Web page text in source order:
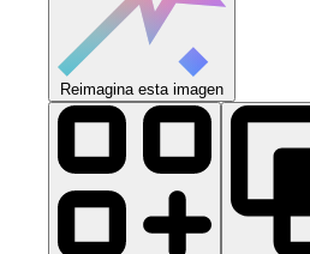
Reimagina esta imagen